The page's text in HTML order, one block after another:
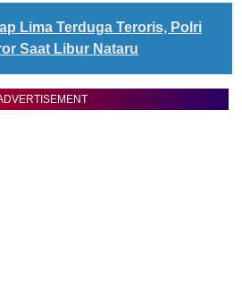
Lima Terduga Teroris, Polri
Saat Libur Nataru